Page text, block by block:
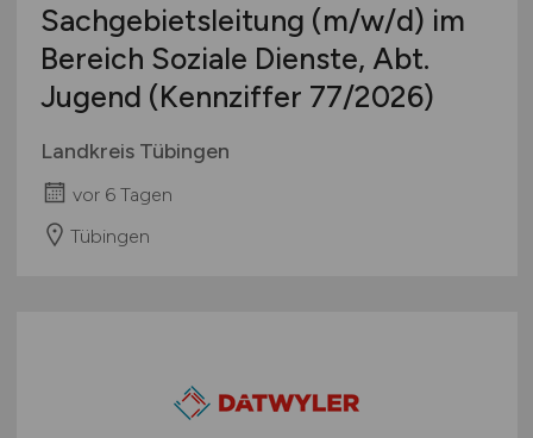
Sachgebietsleitung (m/w/d) im
Bereich Soziale Dienste, Abt.
Jugend (Kennziffer 77/2026)
Landkreis Tübingen
vor 6 Tagen
Tübingen